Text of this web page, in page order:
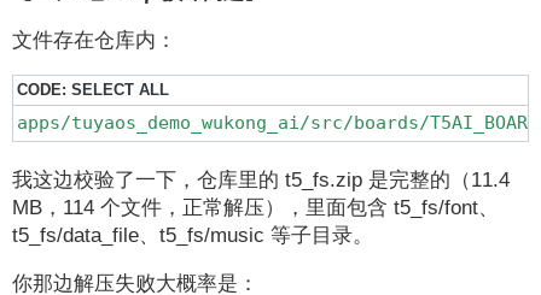
文件存在仓库内：
CODE: SELECT ALL
apps/tuyaos_demo_wukong_ai/src/boards/
我这边校验了一下，仓库里的 t5_fs.zip 是完整的（11.4
MB，114 个文件，正常解压），里面包含 t5_fs/font、
t5_fs/data_file、t5_fs/music 等子目录。
你那边解压失败大概率是：